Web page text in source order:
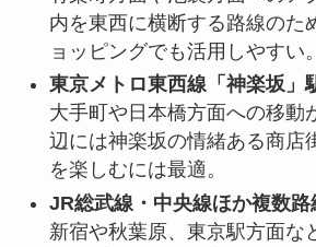
内を東西に横断する路線のた
ョッピングでも活用しやすい。
東京メトロ東西線「神楽坂」
大手町や日本橋方面への移動
辺には神楽坂の情緒ある商店
を楽しむには最適。
JR総武線・中央線ほか複数
新宿や秋葉原、東京駅方面な